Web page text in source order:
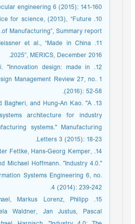
engineering 6 (2015): 141-160.
for science, (2013), “Future
of Manufacturing”, Summary report.
Meissner et al., “Made in China
2025”, MERICS, December 2016.
"Innovation design: made in
Management Review 27, no. 1
(2016): 52-58.
Bagheri, and Hung-An Kao. "A
architecture for industry
systems." Manufacturing
Letters 3 (2015): 18-23.
Fettke, Hans-Georg Kemper,
Michael Hoffmann. "Industry 4.0."
Systems Engineering 6, no.
4 (2014): 239-242.
Markus Lorenz, Philipp
Waldner, Jan Justus, Pascal